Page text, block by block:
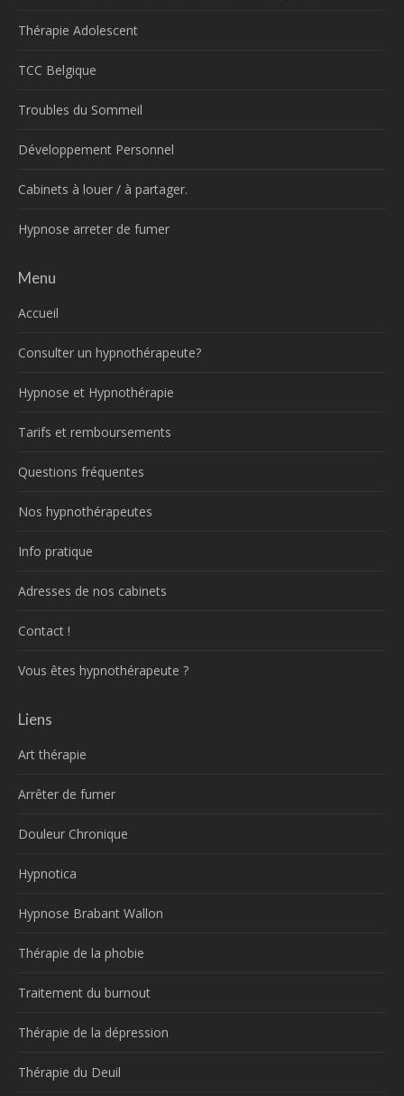
Thérapie Adolescent
TCC Belgique
Troubles du Sommeil
Développement Personnel
Cabinets à louer / à partager.
Hypnose arreter de fumer
Menu
Accueil
Consulter un hypnothérapeute?
Hypnose et Hypnothérapie
Tarifs et remboursements
Questions fréquentes
Nos hypnothérapeutes
Info pratique
Adresses de nos cabinets
Contact !
Vous êtes hypnothérapeute ?
Liens
Art thérapie
Arrêter de fumer
Douleur Chronique
Hypnotica
Hypnose Brabant Wallon
Thérapie de la phobie
Traitement du burnout
Thérapie de la dépression
Thérapie du Deuil